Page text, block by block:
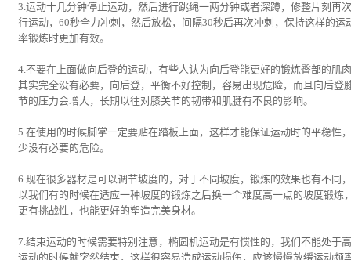
3.运动十几分钟停止运动，然后进行跳绳一两分钟或者深蹲，修整片刻再
行运动，60秒全力冲刺，然后放松，间隔30秒后再次冲刺，保持这样的运
率锻炼时更加有效。
4.不要在上面做向后登的运动，有些人认为向后登能更好的锻炼臀部的肌
其实完全没有必要，向后登，平衡不好控制，容易出现危险，而且向后登
节的压力会增大，长期以往对膝关节的韧带和肌腱有不良的影响。
5.在使用的时候脚掌一定要贴在踏板上面，这样才能保证运动时的平稳性
少没有必要的危险。
6.现在很多器材是可以调节坡度的，对于不同坡度，锻炼的效果也有不同
以我们有的时候在适应一种坡度的锻炼之后换一个难度高一点的坡度锻炼
更有挑战性，也能更好的塑造完美身材。
7.结束运动的时候需要特别注意，椭圆机运动是有惯性的，我们不能处于
运动的时候就突然结束，这样很容易造成运动损伤，应该慢慢放缓运动频